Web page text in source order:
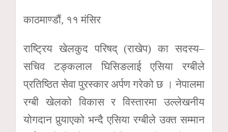
काठमाण्डौं, ११ मंसिर
राष्ट्रिय खेलकुद परिषद् (राखेप) का सदस्य–
सचिव टङ्कलाल घिसिङलाई एसिया रग्बीले
प्रतिष्ठित सेवा पुरस्कार अर्पण गरेको छ । नेपालमा
रग्बी खेलको विकास र विस्तारमा उल्लेखनीय
योगदान पुर्‍याएको भन्दै एसिया रग्बीले उक्त सम्मान